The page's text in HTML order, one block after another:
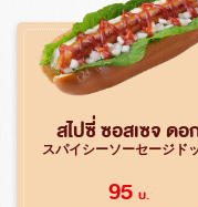
สไปซี่ ซอสเซจ ดอ
スパイシーソーセージド
95 บ.